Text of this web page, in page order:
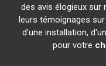
des avis élogieux sur
leurs témoignages
d'une installation,
pour votre